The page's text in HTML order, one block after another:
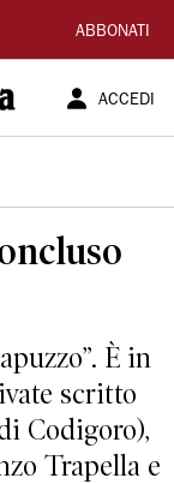
ABBONATI
ACCEDI
È in
scritto
Codigoro),
Trapella e